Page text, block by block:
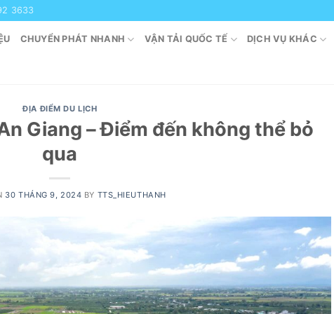
3633
CHUYỂN PHÁT NHANH VẬN TẢI QUỐC TẾ DỊCH VỤ KHÁC
ĐỊA ĐIỂM DU LỊCH
Giang – Điểm đến không thể bỏ
qua
30 THÁNG 9, 2024 BY TTS_HIEUTHANH